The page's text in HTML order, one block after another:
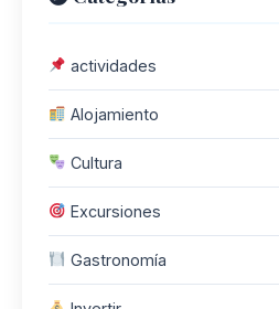
actividades
Alojamiento
Cultura
Excursiones
Gastronomía